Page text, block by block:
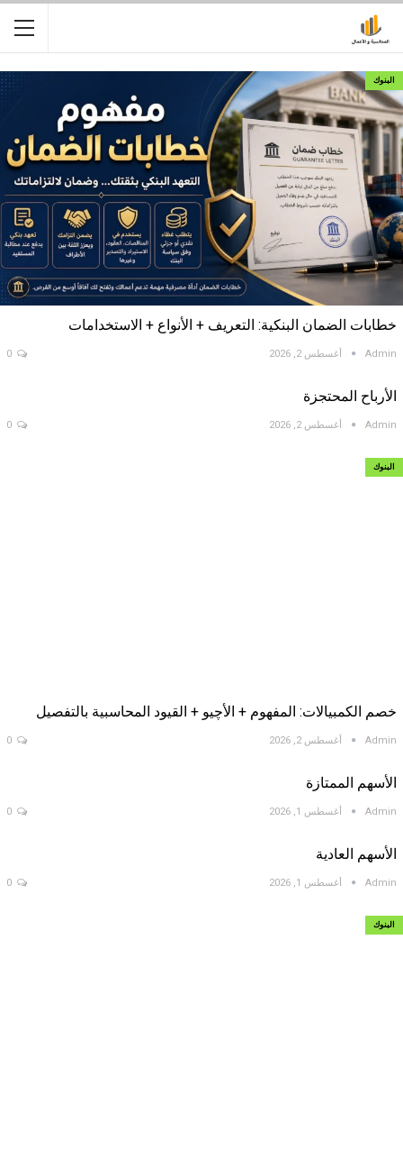
البنوك
خطابات الضمان البنكية: التعريف + الأنواع + الاستخدامات
Admin أغسطس 2, 2026
الأرباح المحتجزة
Admin أغسطس 2, 2026
البنوك
خصم الكمبيالات: المفهوم + الأچيو + القيود المحاسبية بالتفصيل
Admin أغسطس 2, 2026
الأسهم الممتازة
Admin أغسطس 1, 2026
الأسهم العادية
Admin أغسطس 1, 2026
البنوك